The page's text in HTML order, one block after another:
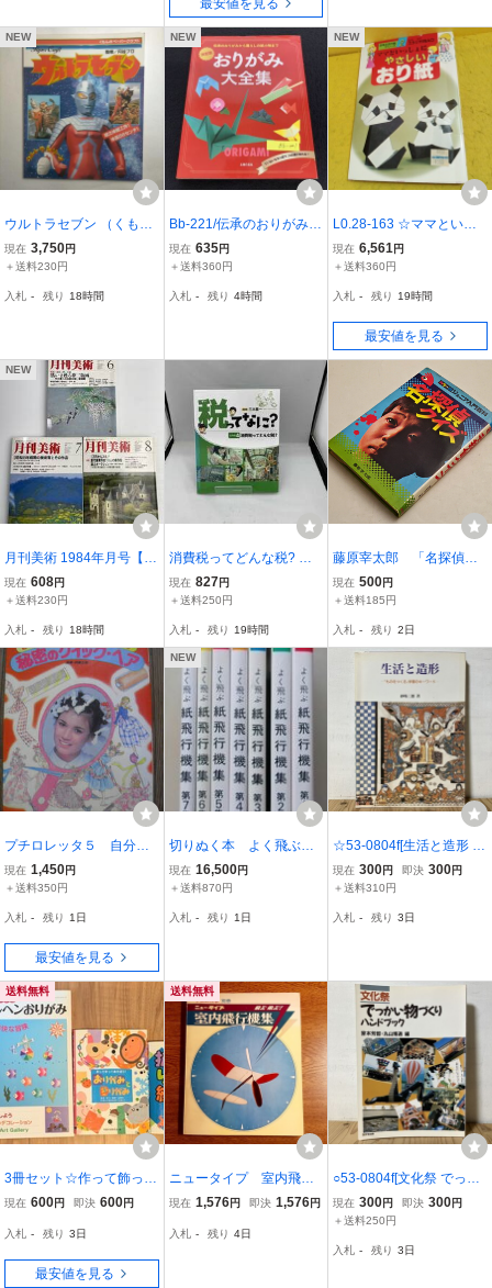
NEW
ウルトラセブン （くもん
のペーパークラフト ウ
ルトラシリーズ）
現在 3,750円
＋送料230円
入札 - 残り 18時間
NEW
Bb-221/伝承のおりがみか
ら暮らしの紙小物まで/決
定版 おりがみ大全集/平成
友社/昔から伝わるおりが
現在 635円
＋送料360円
入札 - 残り 4時間
NEW
L0.28-163 ☆ママといっ
しょにやさしいおり紙 日
本のおり紙シリーズ2 編
東洋紙工株式会社 発行☆
現在 6,561円
＋送料360円
入札 - 残り 19時間
最安値を見る
NEW
月刊美術 1984年月号【K
260858】260710
現在 608円
＋送料230円
入札 - 残り 18時間
消費税ってどんな税? 三
木義一
現在 827 円
＋送料250円
入札 - 残り 19時間
藤原宰太郎 「名探偵ク
イズ」全1巻 秋田書店/
カラー版ジュニア入門百
現在 500円
＋送料185円
入札 - 残り 2日
プチロレッタ５ 自分で
できる秘密のクイック・
ヘア 昭和５７年初版
現在 1,450円
＋送料350円
入札 - 残り 1日
最安値を見る
NEW
切りぬく本 よく飛ぶ紙
飛行機集 7冊揃
現在 16,500円
＋送料870円
入札 - 残り 1日
☆53-0804f[生活と造形 も
のをつくる学習のキーワ
ード] 砂場三郎 平成4年
現在 300円 即決 300円
＋送料310円
入札 - 残り 3日
送料無料
3冊セット☆作って飾って
たのしむ すてきなメルヘ
きりがみ おってきってあ
そぼう／どうぶつ折り紙
薗部 高浜
現在 600円 即決 600円
入札 - 残り 3日
最安値を見る
送料無料
ニュータイプ 室内飛行
機集 子供の科学 別冊
現在 1,576円 即決 1,576円
入札 - 残り 4日
○53-0804f[文化祭 でっか
い物づくりハンドブック]
1993年
現在 300円 即決 300円
＋送料250円
入札 - 残り 3日